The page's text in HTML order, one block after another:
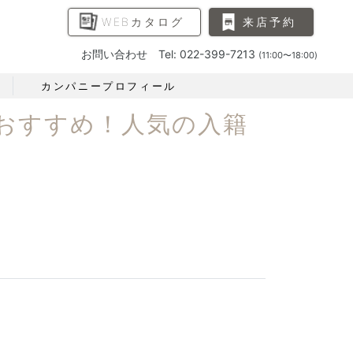
WEBカタログ 来店予約
お問い合わせ Tel: 022-399-7213 (11:00〜18:00)
カンパニープロフィール
すめ！人気の入籍